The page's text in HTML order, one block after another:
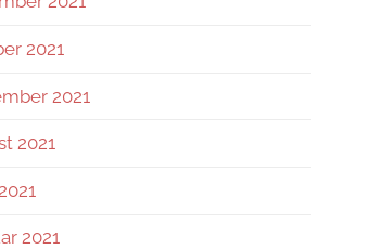
2021
2021
2021
2021